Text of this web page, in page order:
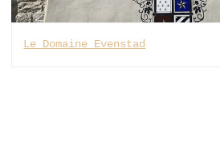
Le Domaine Evenstad